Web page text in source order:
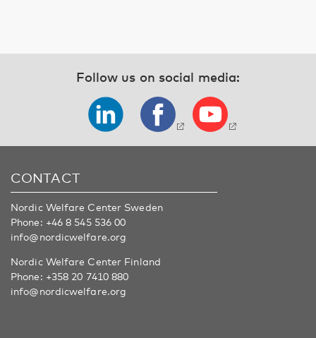
Follow us on social media:
CONTACT
Nordic Welfare Center Sweden
Phone: +46 8 545 536 00
info@nordicwelfare.org
Nordic Welfare Center Finland
Phone: +358 20 7410 880
info@nordicwelfare.org